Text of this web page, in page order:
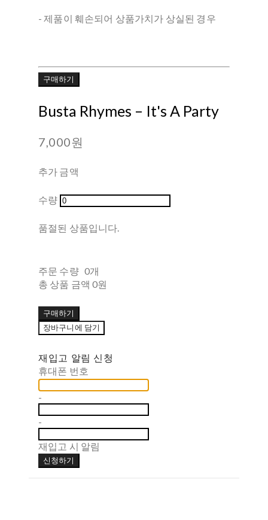
- 제품이 훼손되어 상품가치가 상실된 경우
구매하기
Busta Rhymes – It's A Party
7,000원
추가 금액
수량
품절된 상품입니다.
주문 수량 0개
총 상품 금액 0원
구매하기
장바구니에 담기
재입고 알림 신청
휴대폰 번호
-
-
재입고 시 알림
신청하기